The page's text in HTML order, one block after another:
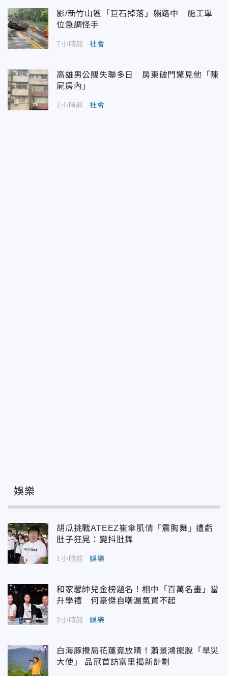
影/新竹山區「巨石掉落」躺路中 施工單
位急調怪手
7小時前 社會
高雄男公關失聯多日 房東破門驚見他「陳
屍房內」
7小時前 社會
娛樂
胡瓜挑戰ATEEZ崔傘肌情「震胸舞」遭虧
肚子狂晃：變抖肚舞
1小時前 娛樂
和家馨帥兒金榜題名！相中「百萬名畫」當
升學禮 何豪傑自嘲漏氣買不起
2小時前 娛樂
白海豚攪局花蓮竟放晴！蕭景鴻擺脫「旱災
大使」 品冠首訪富里揭新計劃